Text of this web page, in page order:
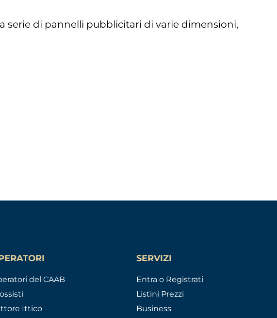
serie di pannelli pubblicitari di varie dimensioni,
del CAAB
Ittico
SERVIZI
Entra o Registrati
Listini Prezzi
Business